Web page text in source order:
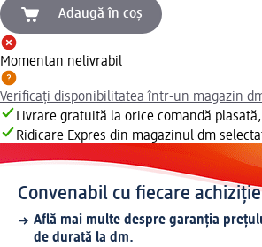
Adaugă în coș
Momentan nelivrabil
Verificați disponibilitatea într-un magazin
Livrare gratuită la orice comandă
Ridicare Expres din magazinul dm
Convenabil cu fiecare achiziție
Află mai multe despre garanția
de durată la dm.